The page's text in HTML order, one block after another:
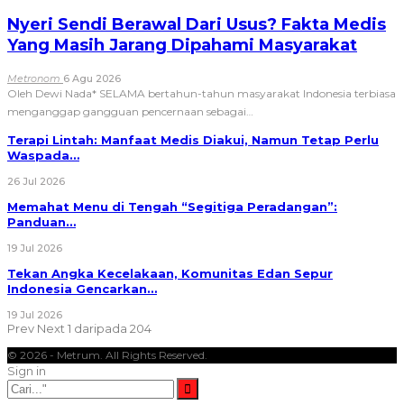
Nyeri Sendi Berawal Dari Usus? Fakta Medis
Yang Masih Jarang Dipahami Masyarakat
Metronom 6 Agu 2026
Oleh Dewi Nada* SELAMA bertahun-tahun masyarakat Indonesia terbiasa
menganggap gangguan pencernaan sebagai…
Terapi Lintah: Manfaat Medis Diakui, Namun Tetap Perlu
Waspada…
26 Jul 2026
Memahat Menu di Tengah “Segitiga Peradangan”:
Panduan…
19 Jul 2026
Tekan Angka Kecelakaan, Komunitas Edan Sepur
Indonesia Gencarkan…
19 Jul 2026
Prev Next 1 daripada 204
© 2026 - Metrum. All Rights Reserved.
Sign in